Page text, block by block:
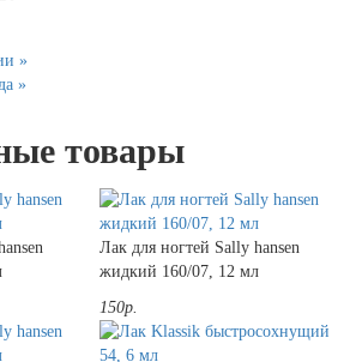
»
»
товары
Лак для ногтей Sally hansen
жидкий 160/07, 12 мл
150р.